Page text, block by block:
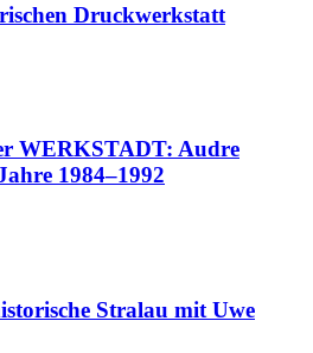
Druckwerkstatt
WERKSTADT: Audre
1984–1992
Stralau mit Uwe